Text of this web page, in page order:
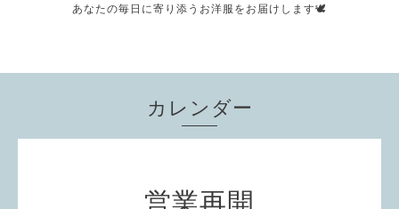
あなたの毎日に寄り添うお洋服をお届けします🕊️
カレンダー
営業再開